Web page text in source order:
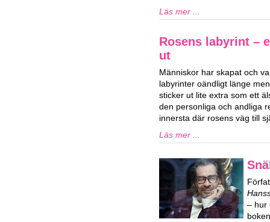
Läs mer ...
Rosens labyrint –
ut
Människor har skapat och
labyrinter oändligt länge
sticker ut lite extra som ett
den personliga och andliga
innersta där rosens väg till
Läs mer ...
– hur